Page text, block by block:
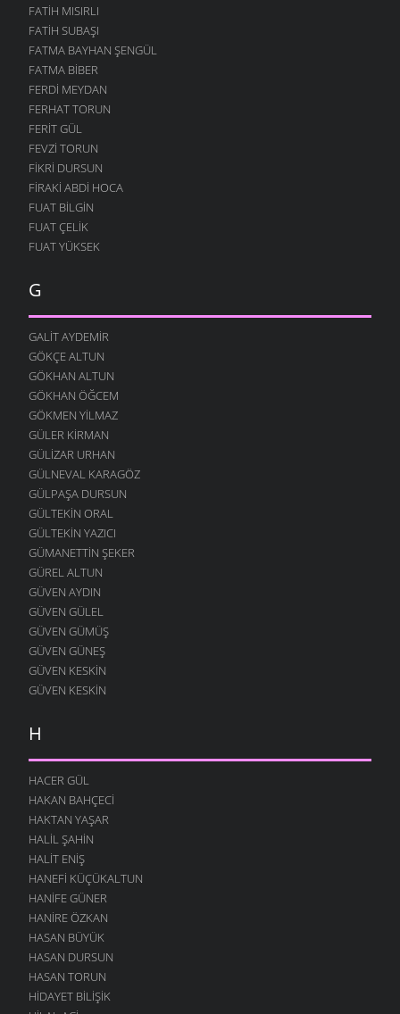
FATIH MISIRLI
FATIH SUBAŞI
FATMA BAYHAN ŞENGÜL
FATMA BIBER
FERDI MEYDAN
FERHAT TORUN
FERIT GÜL
FEVZI TORUN
FIKRI DURSUN
FIRAKI ABDI HOCA
FUAT BILGIN
FUAT ÇELIK
FUAT YÜKSEK
G
GALIT AYDEMIR
GÖKÇE ALTUN
GÖKHAN ALTUN
GÖKHAN ÖĞCEM
GÖKMEN YILMAZ
GÜLER KIRMAN
GÜLIZAR URHAN
GÜLNEVAL KARAGÖZ
GÜLPAŞA DURSUN
GÜLTEKIN ORAL
GÜLTEKIN YAZICI
GÜMANETTIN ŞEKER
GÜREL ALTUN
GÜVEN AYDIN
GÜVEN GÜLEL
GÜVEN GÜMÜŞ
GÜVEN GÜNEŞ
GÜVEN KESKIN
GÜVEN KESKIN
H
HACER GÜL
HAKAN BAHÇECI
HAKTAN YAŞAR
HALIL ŞAHIN
HALIT ENIŞ
HANEFI KÜÇÜKALTUN
HANIFE GÜNER
HANIRE ÖZKAN
HASAN BÜYÜK
HASAN DURSUN
HASAN TORUN
HIDAYET BILIŞIK